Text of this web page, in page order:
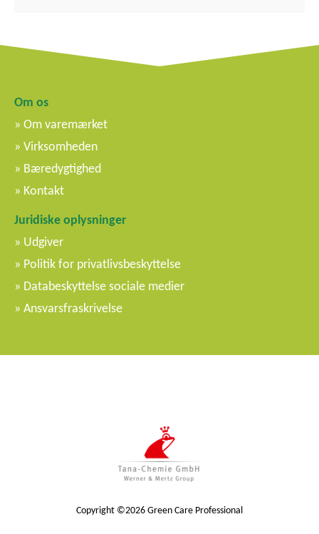
Om os
Om varemærket
Virksomheden
Bæredygtighed
Kontakt
Juridiske oplysninger
Udgiver
Politik for privatlivsbeskyttelse
Databeskyttelse sociale medier
Ansvarsfraskrivelse
Copyright ©2026 Green Care Professional